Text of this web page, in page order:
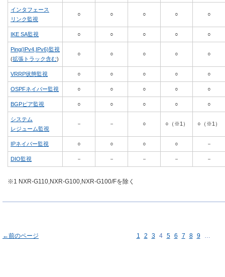
インタフェース
リンク監視
○ ○ ○ ○ ○
IKE SA監視 ○ ○ ○ ○ ○
Ping(IPv4,IPv6)監視
(拡張トラック含む)
○ ○ ○ ○ ○
VRRP状態監視 ○ ○ ○ ○ ○
OSPFネイバー監視 ○ ○ ○ ○ ○
BGPピア監視 ○ ○ ○ ○ ○
システム
レジューム監視
－ － ○ ○（※1） ○（※1）
IPネイバー監視 ○ ○ ○ ○ －
DIO監視 － － － － －
※1 NXR-G110,NXR-G100,NXR-G100/Fを除く
←前のページ 1 2 3 4 5 6 7 8 9 …